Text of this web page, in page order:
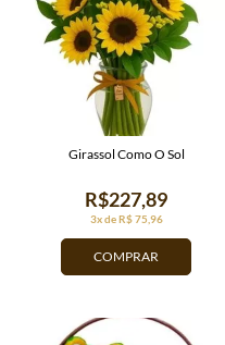
COMPRAR
3x de R$ 75,96
R$227,89
Girassol Como O Sol